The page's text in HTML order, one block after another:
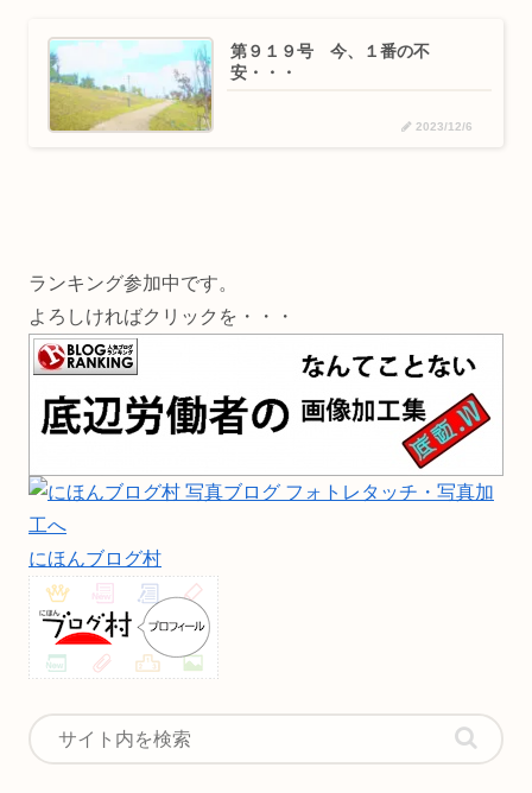
第９１９号 今、１番の不
安・・・
2023/12/6
ランキング参加中です。
よろしければクリックを・・・
にほんブログ村